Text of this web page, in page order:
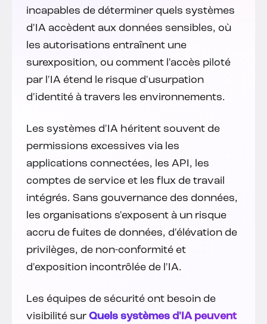
incapables de déterminer quels systèmes
d'IA accèdent aux données sensibles, où
les autorisations entraînent une
surexposition, ou comment l'accès piloté
par l'IA étend le risque d'usurpation
d'identité à travers les environnements.
Les systèmes d'IA héritent souvent de
permissions excessives via les
applications connectées, les API, les
comptes de service et les flux de travail
intégrés. Sans gouvernance des données,
les organisations s'exposent à un risque
accru de fuites de données, d'élévation de
privilèges, de non-conformité et
d'exposition incontrôlée de l'IA.
Les équipes de sécurité ont besoin de
visibilité sur Quels systèmes d'IA peuvent